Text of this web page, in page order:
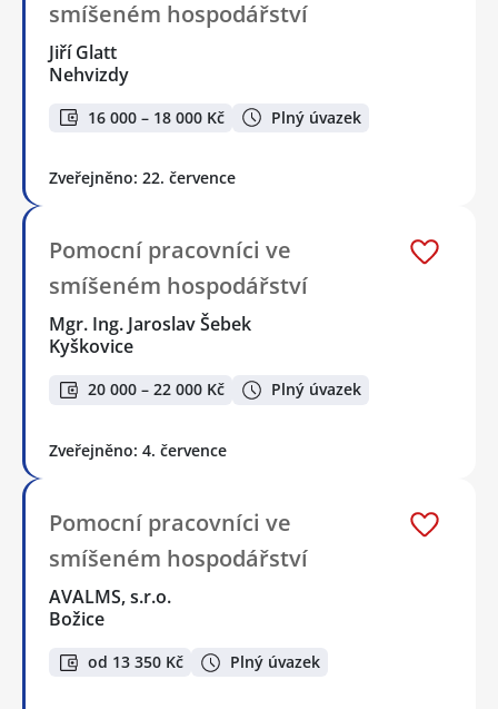
smíšeném hospodářství
Jiří Glatt
Nehvizdy
16 000 – 18 000 Kč Plný úvazek
Zveřejněno: 22. července
Pomocní pracovníci ve
smíšeném hospodářství
Mgr. Ing. Jaroslav Šebek
Kyškovice
20 000 – 22 000 Kč Plný úvazek
Zveřejněno: 4. července
Pomocní pracovníci ve
smíšeném hospodářství
AVALMS, s.r.o.
Božice
od 13 350 Kč Plný úvazek